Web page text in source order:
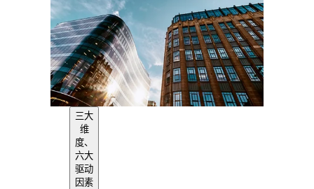
三大
维
度、
六大
驱动
因素